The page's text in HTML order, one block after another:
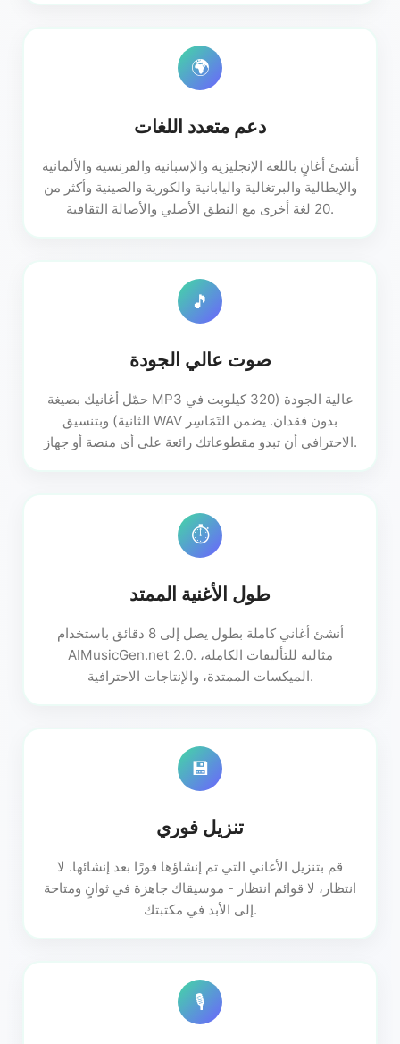
🌍
دعم متعدد اللغات
أنشئ أغانٍ باللغة الإنجليزية والإسبانية والفرنسية والألمانية
والإيطالية والبرتغالية واليابانية والكورية والصينية وأكثر من
20 لغة أخرى مع النطق الأصلي والأصالة الثقافية.
🎵
صوت عالي الجودة
حمّل أغانيك بصيغة MP3 عالية الجودة (320 كيلوبت في
الثانية) وبتنسيق WAV بدون فقدان. يضمن التَمَاسِر
الاحترافي أن تبدو مقطوعاتك رائعة على أي منصة أو جهاز.
⏱️
طول الأغنية الممتد
أنشئ أغاني كاملة بطول يصل إلى 8 دقائق باستخدام
AIMusicGen.net 2.0. مثالية للتأليفات الكاملة،
الميكسات الممتدة، والإنتاجات الاحترافية.
💾
تنزيل فوري
قم بتنزيل الأغاني التي تم إنشاؤها فورًا بعد إنشائها. لا
انتظار، لا قوائم انتظار - موسيقاك جاهزة في ثوانٍ ومتاحة
إلى الأبد في مكتبتك.
🎙️